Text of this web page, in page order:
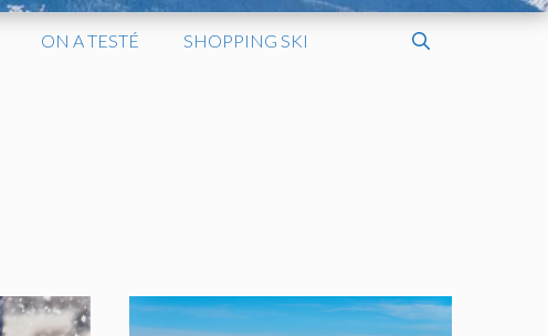
ON A TESTÉ SHOPPING SKI